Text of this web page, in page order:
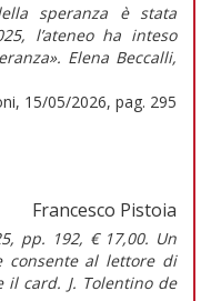
speranza è stata
l’ateneo ha inteso
Elena Beccalli,
15/05/2026, pag. 295
Francesco Pistoia
pp. 192, € 17,00. Un
consente al lettore di
il card. J. Tolentino de